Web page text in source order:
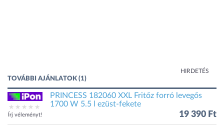
HIRDETÉS
TOVÁBBI AJÁNLATOK (1)
Írj véleményt!
PRINCESS 182060 XXL Fritőz forró levegős
1700 W 5.5 l ezüst-fekete
19 390 Ft